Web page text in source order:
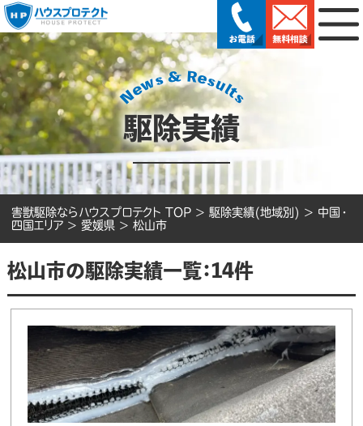
駆除実績
害獣駆除ならハウスプロテクト TOP > 駆除実績(地域別) > 中国・
四国エリア > 愛媛県 > 松山市
松山市の駆除実績一覧：14件